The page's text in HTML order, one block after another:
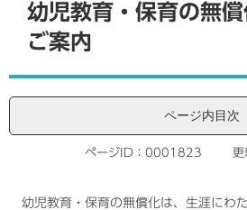
幼児教育・保育の無
ご案内
ページ内目次
ページID：0001823 更
幼児教育・保育の無償化は、生涯にわ